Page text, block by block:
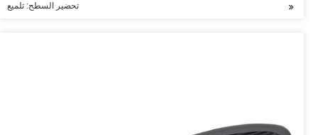
تحضير السطح: تلميع